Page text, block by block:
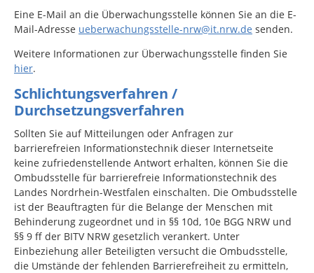
Eine E-Mail an die Überwachungsstelle können Sie an die E-
Mail-Adresse ueberwachungsstelle-nrw@it.nrw.de senden.
Weitere Informationen zur Überwachungsstelle finden Sie
hier.
Schlichtungsverfahren /
Durchsetzungsverfahren
Sollten Sie auf Mitteilungen oder Anfragen zur
barrierefreien Informationstechnik dieser Internetseite
keine zufriedenstellende Antwort erhalten, können Sie die
Ombudsstelle für barrierefreie Informationstechnik des
Landes Nordrhein-Westfalen einschalten. Die Ombudsstelle
ist der Beauftragten für die Belange der Menschen mit
Behinderung zugeordnet und in §§ 10d, 10e BGG NRW und
§§ 9 ff der BITV NRW gesetzlich verankert. Unter
Einbeziehung aller Beteiligten versucht die Ombudsstelle,
die Umstände der fehlenden Barrierefreiheit zu ermitteln,